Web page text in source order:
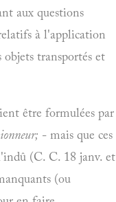
aux questions
à l'application
transportés et
être formulées par
- mais que ces
(C. C. 18 janv. et
(ou